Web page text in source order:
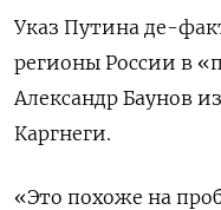
Указ Путина де-
регионы России в
Александр Баунов
Каргнеги.
«Это похоже на